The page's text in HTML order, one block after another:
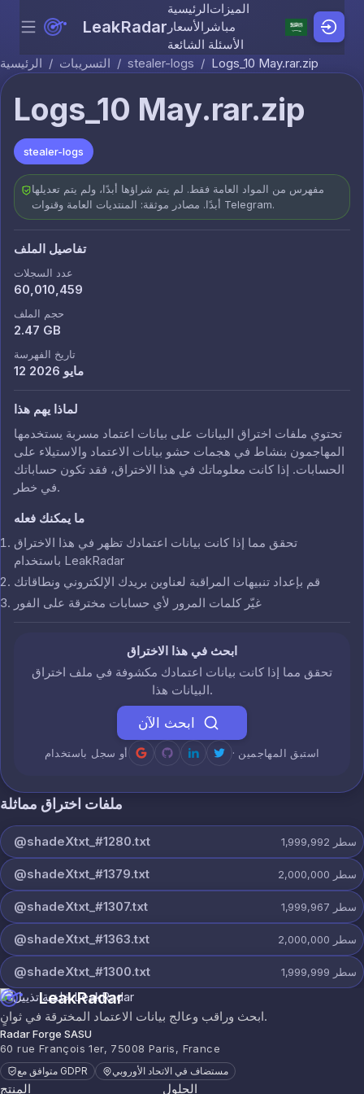
Skip to content
Menu LeakRadar
الرئيسيةالميزات
الأسعار مباشر
الأسئلة الشائعة
الرئيسية / التسريبات / stealer-logs / Logs_10 May.rar.zip
Logs_10 May.rar.zip
stealer-logs
مفهرس من المواد العامة فقط. لم يتم شراؤها أبدًا، ولم يتم تعديلها
أبدًا. مصادر موثقة: المنتديات العامة وقنوات Telegram.
تفاصيل الملف
عدد السجلات
60,010,459
حجم الملف
2.47 GB
تاريخ الفهرسة
12 مايو 2026
لماذا يهم هذا
تحتوي ملفات اختراق البيانات على بيانات اعتماد مسربة يستخدمها
المهاجمون بنشاط في هجمات حشو بيانات الاعتماد والاستيلاء على
الحسابات. إذا كانت معلوماتك في هذا الاختراق، فقد تكون حساباتك
في خطر.
ما يمكنك فعله
تحقق مما إذا كانت بيانات اعتمادك تظهر في هذا الاختراق
باستخدام LeakRadar
قم بإعداد تنبيهات المراقبة لعناوين بريدك الإلكتروني ونطاقاتك
غيّر كلمات المرور لأي حسابات مخترقة على الفور
ابحث في هذا الاختراق
تحقق مما إذا كانت بيانات اعتمادك مكشوفة في ملف اختراق
البيانات هذا.
ابحث الآن
أو سجل باستخدام · استبق المهاجمين
ملفات اختراق مماثلة
@shadeXtxt_#1280.txt 1,999,992 سطر
@shadeXtxt_#1379.txt 2,000,000 سطر
@shadeXtxt_#1307.txt 1,999,967 سطر
@shadeXtxt_#1363.txt 2,000,000 سطر
@shadeXtxt_#1300.txt 1,999,999 سطر
LeakRadar
ابحث وراقب وعالج بيانات الاعتماد المخترقة في ثوانٍ.
Radar Forge SASU
60 rue François 1er, 75008 Paris, France
متوافق مع GDPR مستضاف في الاتحاد الأوروبي
المنتج الحلول